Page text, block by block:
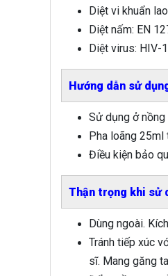
Diệt vi khuẩn
Diệt nấm: EN
Diệt virus: HIV-
Hướng dẫn sử
Sử dụng ở nồng
Pha loãng
Điều kiện bảo
Thận trọng khi sử
Dùng ngoài.
Tránh tiếp xúc
sĩ. Mang găng